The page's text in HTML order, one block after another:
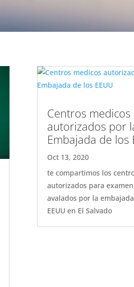
Centros medicos
autorizados por
Embajada de los
Oct 13, 2020
te compartimos los
autorizados para
avalados por la
EEUU en El Salvado